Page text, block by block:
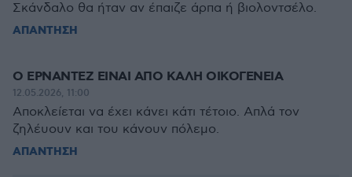
Σκάνδαλο θα ήταν αν έπαιζε άρπα ή βιολοντσέλο.
ΑΠΑΝΤΗΣΗ
Ο ΕΡΝΑΝΤΕΖ ΕΙΝΑΙ ΑΠΟ ΚΑΛΗ ΟΙΚΟΓΕΝΕΙΑ
12.05.2026, 11:00
Αποκλείεται να έχει κάνει κάτι τέτοιο. Απλά τον
ζηλέυουν και του κάνουν πόλεμο.
ΑΠΑΝΤΗΣΗ